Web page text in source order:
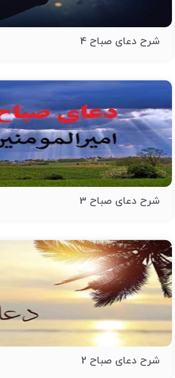
شرح دعای صباح 4
شرح دعای صباح 3
شرح دعای صباح 2